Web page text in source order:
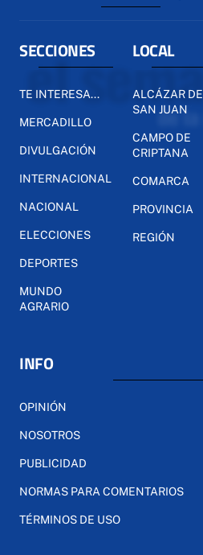
SECCIONES
TE INTERESA...
MERCADILLO
DIVULGACIÓN
INTERNACIONAL
NACIONAL
ELECCIONES
DEPORTES
MUNDO
AGRARIO
LOCAL
ALCÁZAR DE
SAN JUAN
CAMPO DE
CRIPTANA
COMARCA
PROVINCIA
REGIÓN
INFO
OPINIÓN
NOSOTROS
PUBLICIDAD
NORMAS PARA COMENTARIOS
TÉRMINOS DE USO